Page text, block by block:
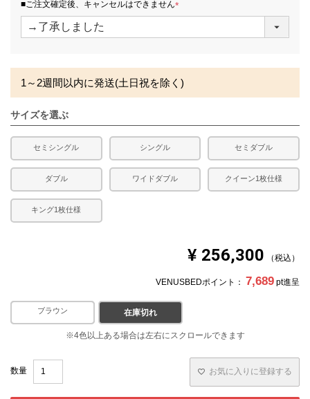
)
■ご注文確定後、キャンセルはできません
(
1～2週間以内に発送(土日祝を除く)
サイズを選ぶ
セミシングル シングル セミダブル
ダブル ワイドダブル クイーン1枚仕様
キング1枚仕様
¥ 256,300 税込
VENUSBEDポイント： 7,689 pt進呈
ブラウン ホワイト
在庫切れ
お気に入りに登録する